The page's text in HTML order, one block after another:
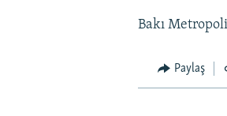
Bakı
Paylaş